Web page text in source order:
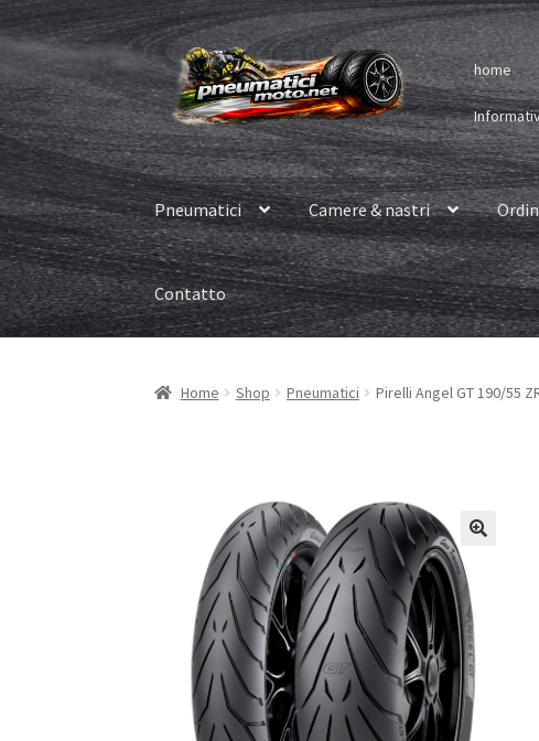
Vai
alla
navigazione
Vai
al
contenuto
home
Pneumatici Camere & nastri
Contatto
Home Shop Pneumatici Pirelli Angel GT 190/55